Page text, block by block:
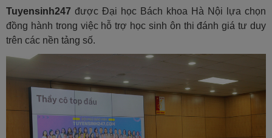
Tuyensinh247 được Đại học Bách khoa Hà Nội lựa chọn
đồng hành trong việc hỗ trợ học sinh ôn thi đánh giá tư duy
trên các nền tảng số.